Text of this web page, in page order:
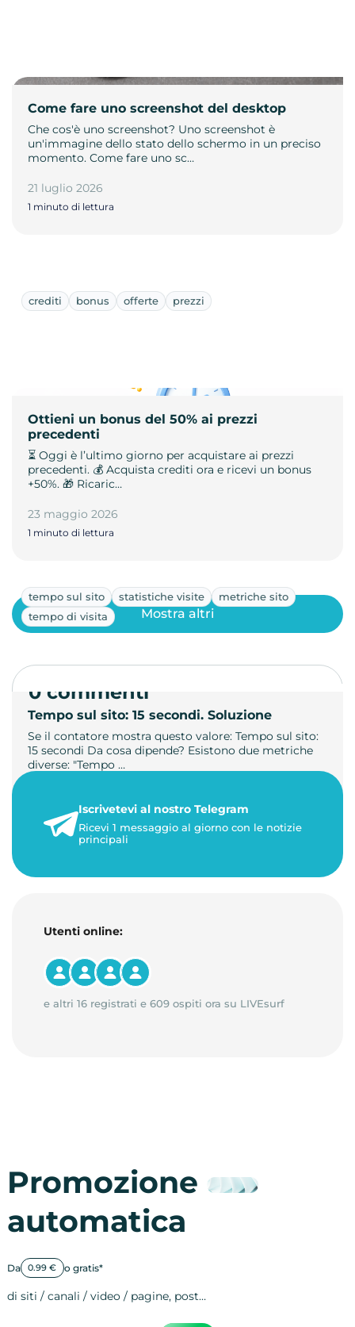
Come fare uno screenshot del desktop
Che cos'è uno screenshot? Uno screenshot è
un'immagine dello stato dello schermo in un preciso
momento. Come fare uno sc…
21 luglio 2026
1 minuto di lettura
crediti bonus offerte prezzi
Ottieni un bonus del 50% ai prezzi
precedenti
⏳ Oggi è l’ultimo giorno per acquistare ai prezzi
precedenti. 💰 Acquista crediti ora e ricevi un bonus
+50%. 🎁 Ricaric…
23 maggio 2026
1 minuto di lettura
tempo sul sito statistiche visite
metriche sito
tempo di visita
Tempo sul sito: 15 secondi. Soluzione
Se il contatore mostra questo valore: Tempo sul sito:
15 secondi Da cosa dipende? Esistono due metriche
diverse: "Tempo …
3 minuti di lettura
Mostra altri
0 commenti
Iscrivetevi al nostro Telegram
Ricevi 1 messaggio al giorno con le notizie
principali
Utenti online:
e altri 16 registrati e 609 ospiti ora su LIVEsurf
Promozione
automatica
Da 0.99 € o gratis*
di siti / canali / video / pagine, post…